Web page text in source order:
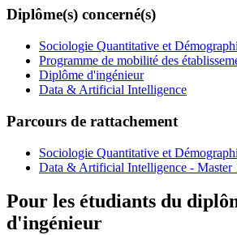
Diplôme(s) concerné(s)
Sociologie Quantitative et
Programme de mobilité des
Diplôme d'ingénieur
Data & Artificial Intelligence
Parcours de rattachement
Sociologie Quantitative et
Data & Artificial Intelligence - Master
Pour les étudiants du
d'ingénieur